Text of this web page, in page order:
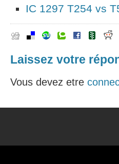
IC 1297 T254 vs
Laissez votre
Vous devez etre